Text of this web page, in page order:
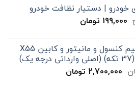
تا
خودرو | دستیار نظافت خودرو
قیمت
بود.
199,000 تومانقیمت
199,000 تومان
است. محافظ خودترمیم کنسول و مانیتور و کابین X55
قیمت
2,700,000 تومانقیمت